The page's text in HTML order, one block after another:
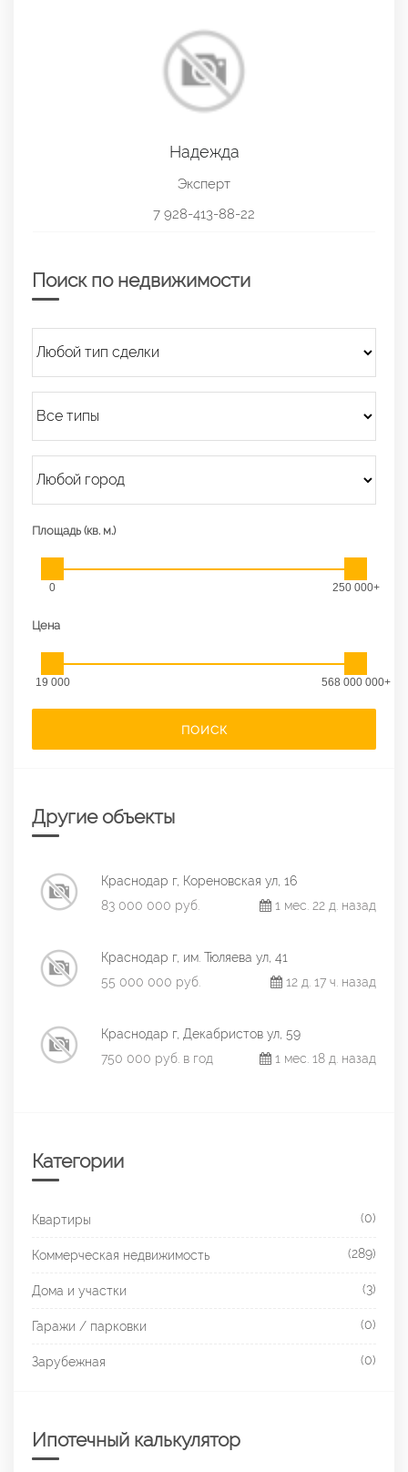
Надежда
Эксперт
7 928-413-88-22
Поиск по недвижимости
Площадь (кв. м.)
0 250 000+
Цена
19 000 568 000 000+
ПОИСК
Другие объекты
Краснодар г, Кореновская ул, 16
83 000 000 руб.
1 мес. 22 д. назад
Краснодар г, им. Тюляева ул, 41
55 000 000 руб.
12 д. 17 ч. назад
Краснодар г, Декабристов ул, 59
750 000 руб. в год
1 мес. 18 д. назад
Категории
Квартиры (0)
Коммерческая недвижимость (289)
Дома и участки (3)
Гаражи / парковки (0)
Зарубежная (0)
Ипотечный калькулятор